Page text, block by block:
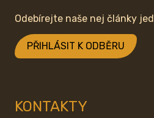
Odebírejte naše nej články
PŘIHLÁSIT K ODBĚRU
KONTAKTY